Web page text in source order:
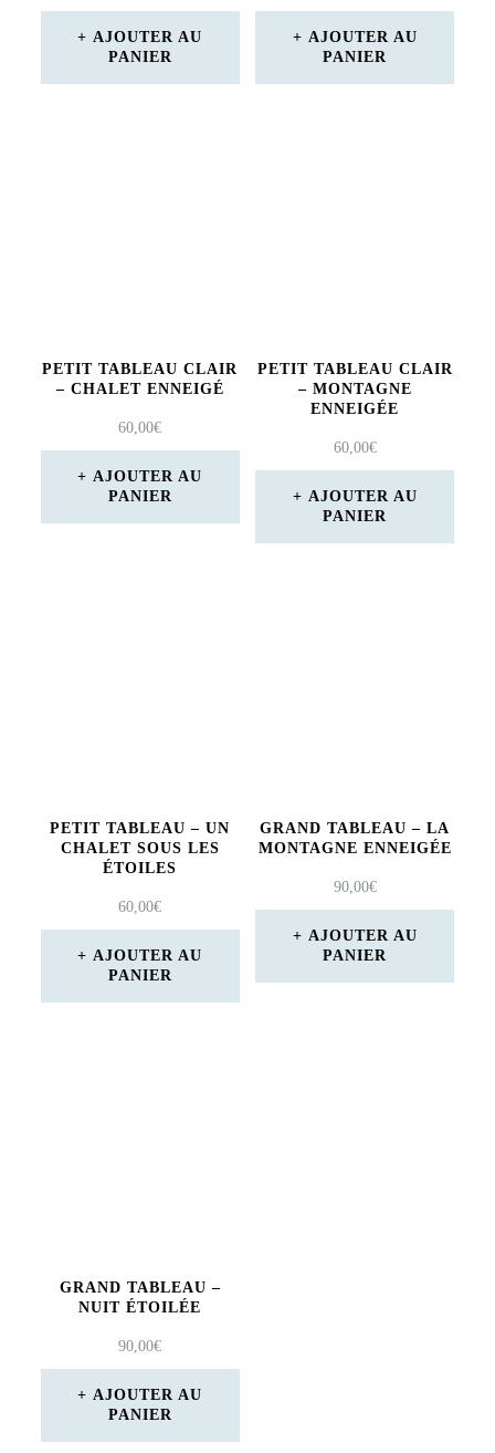
AJOUTER AU
PANIER
AJOUTER AU
PANIER
PETIT TABLEAU CLAIR
– CHALET ENNEIGÉ
60,00€
AJOUTER AU
PANIER
PETIT TABLEAU CLAIR
– MONTAGNE
ENNEIGÉE
60,00€
AJOUTER AU
PANIER
PETIT TABLEAU – UN
CHALET SOUS LES
ÉTOILES
60,00€
AJOUTER AU
PANIER
GRAND TABLEAU – LA
MONTAGNE ENNEIGÉE
90,00€
AJOUTER AU
PANIER
GRAND TABLEAU –
NUIT ÉTOILÉE
90,00€
AJOUTER AU
PANIER